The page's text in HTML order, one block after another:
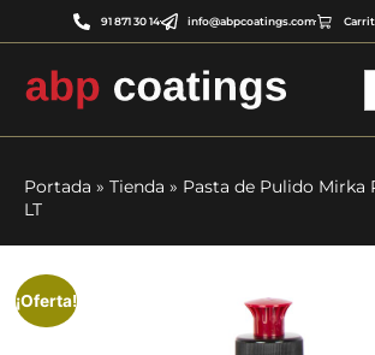
91 871 30 14 info@abpcoatings.com
Portada » Tienda » Pasta de Pulido Mirka
LT
¡Oferta!